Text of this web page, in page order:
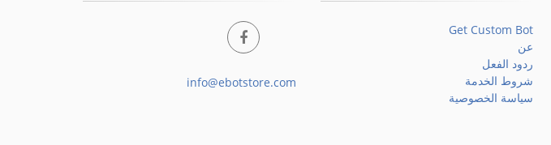
Get Custom Bot
عن
ردود الفعل
شروط الخدمة
سياسة الخصوصية
info@ebotstore.com